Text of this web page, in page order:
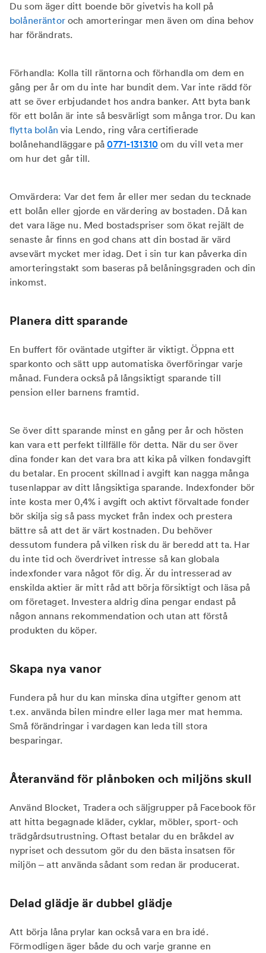
Du som äger ditt boende bör givetvis ha koll på
bolåneräntoroch amorteringar men även om dina behov
har förändrats.
Förhandla: Kolla till räntorna och förhandla om dem en
gång per år om du inte har bundit dem. Var inte rädd för
att se över erbjudandet hos andra banker. Att byta bank
för ett bolån är inte så besvärligt som många tror. Du kan
flytta bolån via Lendo, ring våra certifierade
bolånehandläggare på0771-131310 om du vill veta mer
om hur det går till.
Omvärdera: Var det fem år eller mer sedan du tecknade
ett bolån eller gjorde en värdering av bostaden. Då kan
det vara läge nu. Med bostadspriser som ökat rejält de
senaste år finns en god chans att din bostad är värd
avsevärt mycket mer idag. Det i sin tur kan påverka din
amorteringstakt som baseras på belåningsgraden och din
inkomst.
Planera ditt sparande
En buffert för oväntade utgifter är viktigt. Öppna ett
sparkonto och sätt upp automatiska överföringar varje
månad. Fundera också på långsiktigt sparande till
pension eller barnens framtid.
Se över ditt sparande minst en gång per år och hösten
kan vara ett perfekt tillfälle för detta. När du ser över
dina fonder kan det vara bra att kika på vilken fondavgift
du betalar. En procent skillnad i avgift kan nagga många
tusenlappar av ditt långsiktiga sparande. Indexfonder bör
inte kosta mer 0,4% i avgift och aktivt förvaltade fonder
bör skilja sig så pass mycket från index och prestera
bättre så att det är värt kostnaden. Du behöver
dessutom fundera på vilken risk du är beredd att ta. Har
du inte tid och överdrivet intresse så kan globala
indexfonder vara något för dig. Är du intresserad av
enskilda aktier är mitt råd att börja försiktigt och läsa på
om företaget. Investera aldrig dina pengar endast på
någon annans rekommendation och utan att förstå
produkten du köper.
Skapa nya vanor
Fundera på hur du kan minska dina utgifter genom att
t.ex. använda bilen mindre eller laga mer mat hemma.
Små förändringar i vardagen kan leda till stora
besparingar.
Återanvänd för plånboken och miljöns skull
Använd Blocket, Tradera och säljgrupper på Facebook för
att hitta begagnade kläder, cyklar, möbler, sport- och
trädgårdsutrustning. Oftast betalar du en bråkdel av
nypriset och dessutom gör du den bästa insatsen för
miljön – att använda sådant som redan är producerat.
Delad glädje är dubbel glädje
Att börja låna prylar kan också vara en bra idé.
Förmodligen äger både du och varje granne en